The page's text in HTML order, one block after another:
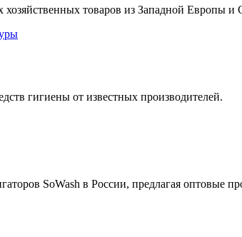
товаров из Западной Европы
гигиены от известных производителей.
SoWash в России, предлагая оптовые